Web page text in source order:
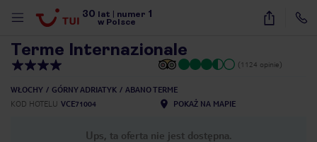
30 lat numer 1
w Polsce
42
Terme Internazionale
(1124 opinie)
WŁOCHY GÓRNY ADRIATYK
ABANO TERME
KOD HOTELU VCE71004 POKAŻ NA MAPIE
Ups, ta oferta nie jest dostępna.